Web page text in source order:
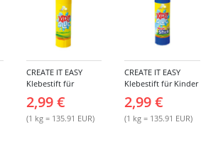
CREATE IT EASY
Klebestift für
2,99 €
(1 kg = 135.91 EUR)
CREATE IT EASY
Klebestift für Kinder
2,99 €
(1 kg = 135.91 EUR)